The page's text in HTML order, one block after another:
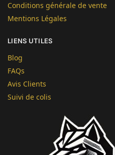
Conditions générale de vente
Mentions Légales
LIENS UTILES
Blog
FAQs
Avis Clients
Suivi de colis